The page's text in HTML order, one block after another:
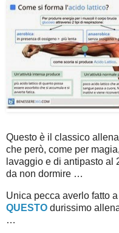
Questo è il classico
che però, come per
lavaggio e di antipasto al
da non dormire …
Unica pecca averlo fatto
QUESTO durissimo
…